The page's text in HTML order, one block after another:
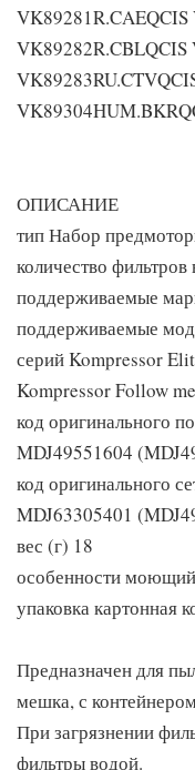
VK89282R.CBLQCIS
ОПИСАНИЕ
тип Набор
количество фильтров
поддерживаемые
поддерживаемые
серий Kompressor
Kompressor Follow
код оригинального
MDJ49551604
код оригинального
MDJ63305401
вес (г) 18
особенности
упаковка картонная
Предназначен для
мешка, с
При загрязнении
фильтры водой.